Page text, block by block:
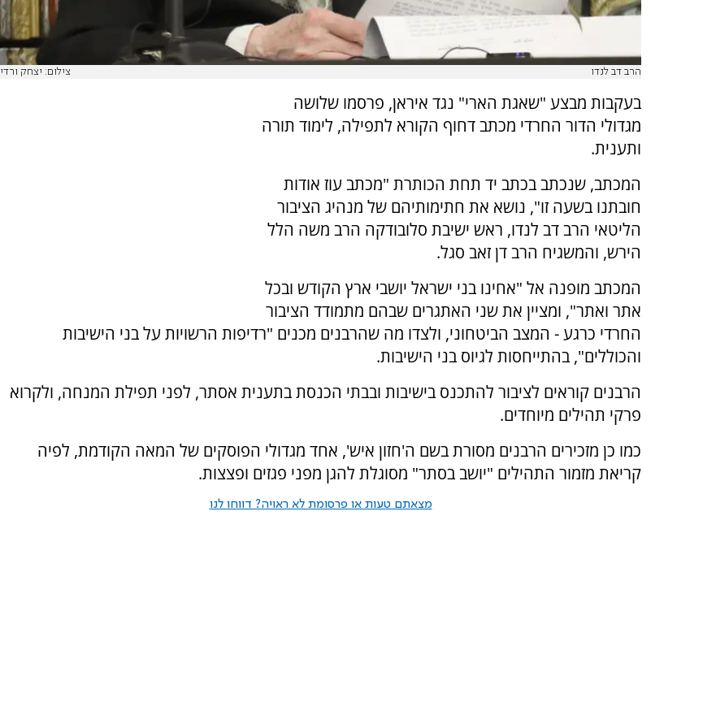
הרב דב לנדו צילום: יצחק ורדי
בעקבות מבצע "שאגת הארי" נגד איראן, פרסמו שלושה
מגדולי הדור החרדי מכתב דחוף הקורא לתפילה, לימוד תורה
ותענית.
המכתב, שנכתב בכתב יד תחת הכותרת "מכתב עוז אודות
חובתנו בשעה זו", נושא את חתימותיהם של מנהיג הציבור
הליטאי הרב דב לנדו, ראש ישיבת סלובודקה הרב משה הלל
הירש, והמשגיח הרב דן זאב סגל.
המכתב מופנה אל "אחינו בני ישראל יושבי ארץ הקודש ובכל
אתר ואתר", ומציין את שני האתגרים שבהם מתמודד הציבור
החרדי כרגע - המצב הביטחוני, ולצדו מה שהרבנים מכנים "רדיפות הרשויות על בני הישיבות
והכוללים", בהתייחסות לגיוס בני הישיבות.
הרבנים קוראים לציבור להתכנס בישיבות ובבתי הכנסת בתענית אסתר, לפני תפילת המנחה, ולקרוא
פרקי תהילים מיוחדים.
כמו כן מזכירים הרבנים מסורת בשם ה'חזון איש', אחד מגדולי הפוסקים של המאה הקודמת, לפיה
קריאת מזמור התהילים "יושב בסתר" מסוגלת להגן מפני פגזים ופצצות.
מצאתם טעות או פרסומת לא ראויה? דווחו לנו